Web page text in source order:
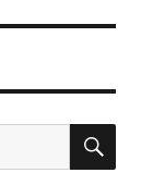
検